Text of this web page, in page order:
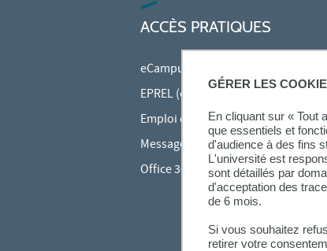
GÉRER LES
En cliquant sur « Tout
que essentiels et
d'audience à des fins
L'université est
sont détaillés par
d'acceptation des
de 6 mois.
Si vous souhaitez
retirer votre
ACCÈS PRATIQUES
eCampus
EPREL (cours en ligne)
Emploi du temps en ligne (ADE)
Messagerie étudiante
Office 365